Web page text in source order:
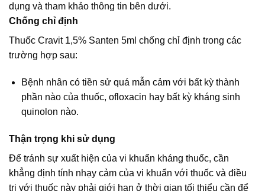
dụng và tham khảo thông tin bên dưới.
Chống chỉ định
Thuốc Cravit 1,5% Santen 5ml chống chỉ định trong các
trường hợp sau:
Bệnh nhân có tiền sử quá mẫn cảm với bất kỳ thành
phần nào của thuốc, ofloxacin hay bất kỳ kháng sinh
quinolon nào.
Thận trọng khi sử dụng
Để tránh sự xuất hiện của vi khuẩn kháng thuốc, cần
khẳng định tính nhạy cảm của vi khuẩn với thuốc và điều
trị với thuốc này phải giới hạn ở thời gian tối thiểu cần để